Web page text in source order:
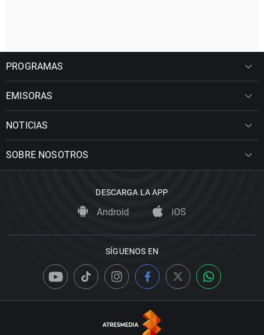
PROGRAMAS
EMISORAS
NOTICIAS
SOBRE NOSOTROS
DESCARGA LA APP
Android iOS
SÍGUENOS EN